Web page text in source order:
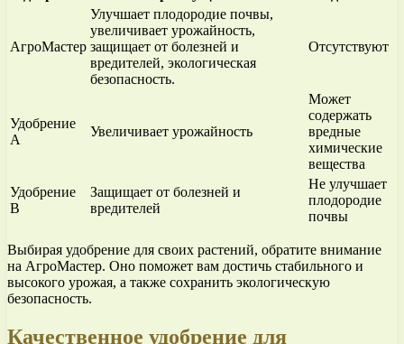
АгроМастер
Улучшает плодородие почвы,
увеличивает урожайность,
защищает от болезней и
вредителей, экологическая
безопасность.
Отсутствуют
Удобрение
A
Увеличивает урожайность
Может
содержать
вредные
химические
вещества
Удобрение
B
Защищает от болезней и
вредителей
Не улучшает
плодородие
почвы
Выбирая удобрение для своих растений, обратите внимание
на АгроМастер. Оно поможет вам достичь стабильного и
высокого урожая, а также сохранить экологическую
безопасность.
Качественное удобрение для